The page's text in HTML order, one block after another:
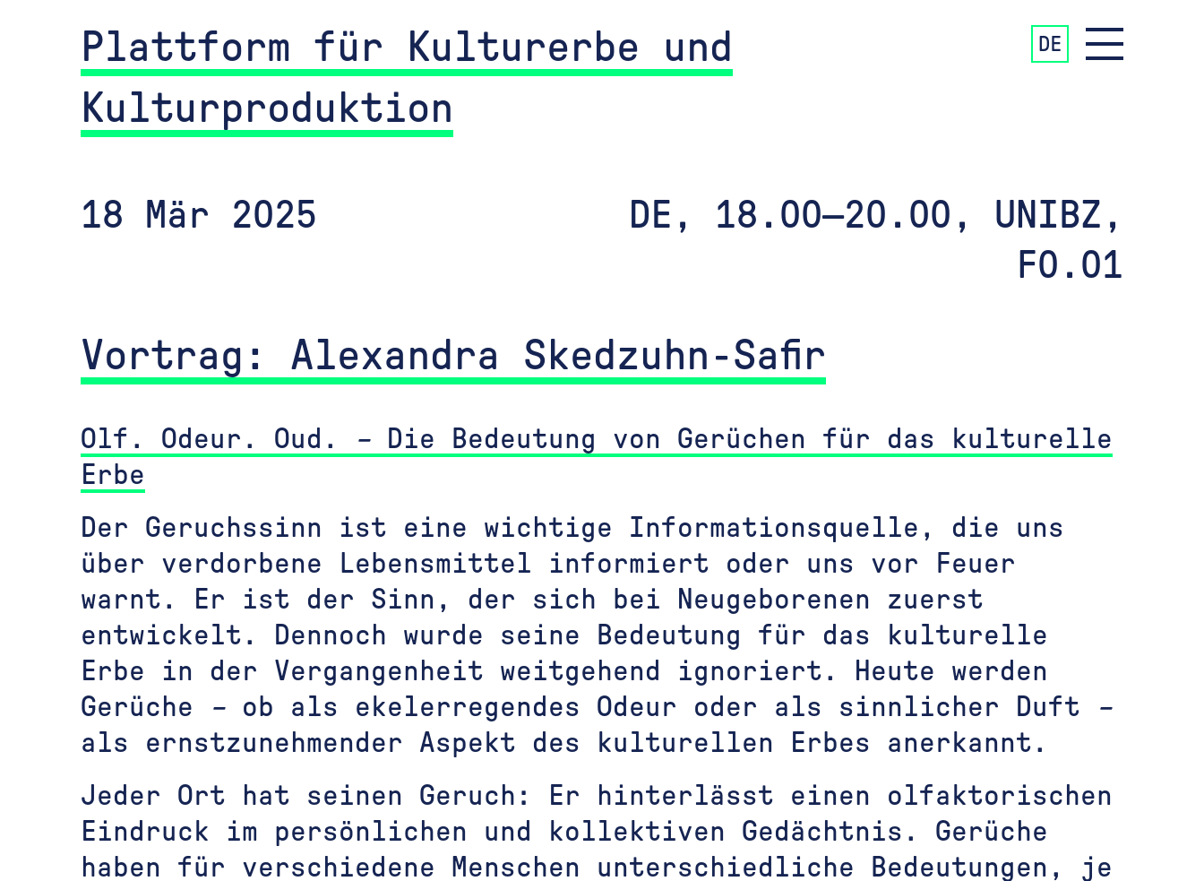
Plattform für Kulturerbe und
Kulturproduktion
DE
18 Mär 2025
DE, 18.00—20.00, UNIBZ,
F0.01
Vortrag: Alexandra Skedzuhn-Safir
Olf. Odeur. Oud. –
Die Bedeutung von Gerüchen für das kulturelle
Erbe
Der Geruchssinn ist eine wichtige Informationsquelle, die uns
über verdorbene Lebensmittel informiert oder uns vor Feuer
warnt. Er ist der Sinn, der sich bei Neugeborenen zuerst
entwickelt. Dennoch wurde seine Bedeutung für das kulturelle
Erbe in der Vergangenheit weitgehend ignoriert. Heute werden
Gerüche
–ob als ekelerregendes Odeur oder als sinnlicher Duft
–
als ernstzunehmender Aspekt des kulturellen Erbes anerkannt.
Jeder Ort hat seinen Geruch: Er hinterlässt einen olfaktorischen
Eindruck im persönlichen und kollektiven Gedächtnis. Gerüche
haben für verschiedene Menschen unterschiedliche Bedeutungen, je